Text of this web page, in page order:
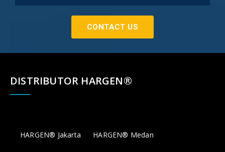
CONTACT US
DISTRIBUTOR HARGEN®
HARGEN® Jakarta HARGEN® Medan